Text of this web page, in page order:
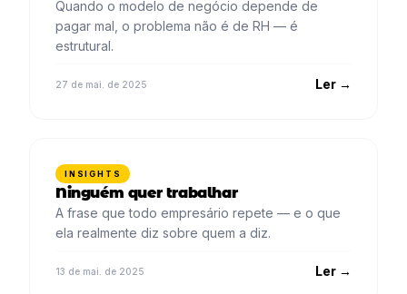
Quando o modelo de negócio depende de
pagar mal, o problema não é de RH — é
estrutural.
27 de mai. de 2025 Ler →
INSIGHTS
Ninguém quer trabalhar
A frase que todo empresário repete — e o que
ela realmente diz sobre quem a diz.
13 de mai. de 2025 Ler →